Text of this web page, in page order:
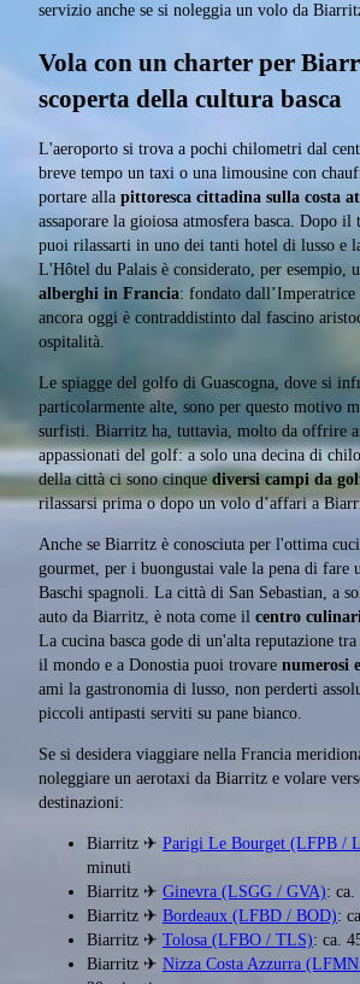
servizio anche se si noleggia un volo da
Vola con un charter per
scoperta della cultura basca
L'aeroporto si trova a pochi chilometri dal
breve tempo un taxi o una limousine con
portare alla pittoresca cittadina sulla costa
assaporare la gioiosa atmosfera basca. Dopo
puoi rilassarti in uno dei tanti hotel di lusso e
L'Hôtel du Palais è considerato, per esempio,
alberghi in Francia: fondato dall’Imperatrice
ancora oggi è contraddistinto dal fascino
ospitalità.
Le spiagge del golfo di Guascogna, dove si
particolarmente alte, sono per questo motivo
surfisti. Biarritz ha, tuttavia, molto da offrire
appassionati del golf: a solo una decina di
della città ci sono cinque diversi campi da
rilassarsi prima o dopo un volo d’affari a
Anche se Biarritz è conosciuta per l'ottima
gourmet, per i buongustai vale la pena di fare
Baschi spagnoli. La città di San Sebastian, a
auto da Biarritz, è nota come il centro
La cucina basca gode di un'alta reputazione
il mondo e a Donostia puoi trovare numerosi
ami la gastronomia di lusso, non perderti
piccoli antipasti serviti su pane bianco.
Se si desidera viaggiare nella Francia
noleggiare un aerotaxi da Biarritz e volare
destinazioni:
Biarritz ✈ Parigi Le Bourget (LFPB /
minuti
Biarritz ✈ Ginevra (LSGG / GVA):
Biarritz ✈ Bordeaux (LFBD / BOD):
Biarritz ✈ Tolosa (LFBO / TLS): ca.
Biarritz ✈ Nizza Costa Azzurra